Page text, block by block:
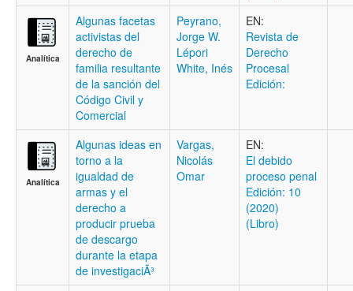
Analítica
Algunas facetas
activistas del
derecho de
familia resultante
de la sanción del
Código Civil y
Comercial
Peyrano,
Jorge W.
Lépori
White, Inés
EN:
Revista de
Derecho
Procesal
Edición:
Analítica
Algunas ideas en
torno a la
igualdad de
armas y el
derecho a
producir prueba
de descargo
durante la etapa
de investigaciÃ³
Vargas,
Nicolás
Omar
EN:
El debido
proceso penal
Edición: 10
(2020)
(Libro)